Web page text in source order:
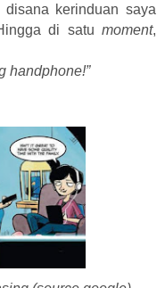
kerinduan saya
di satu moment,
handphone!”